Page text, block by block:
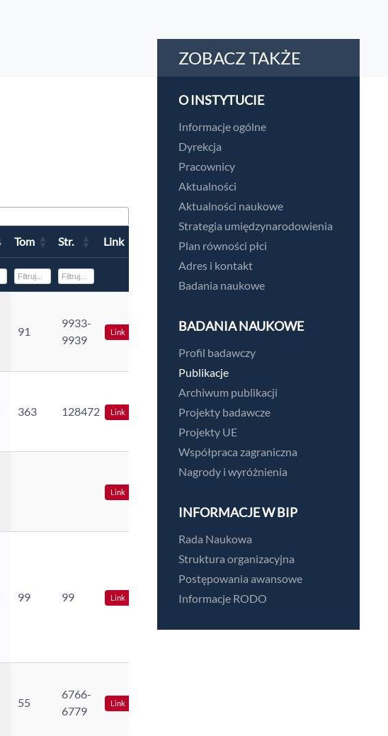
Tom Str. Link
91
9933-
9939
Link
363 128472 Link
Link
99 99 Link
55
6766-
6779
Link
ZOBACZ TAKŻE
O INSTYTUCIE
Informacje ogólne
Dyrekcja
Pracownicy
Aktualności
Aktualności naukowe
Strategia umiędzynarodowienia
Plan równości płci
Adres i kontakt
Badania naukowe
BADANIA NAUKOWE
Profil badawczy
Publikacje
Archiwum publikacji
Projekty badawcze
Projekty UE
Współpraca zagraniczna
Nagrody i wyróżnienia
INFORMACJE W BIP
Rada Naukowa
Struktura organizacyjna
Postępowania awansowe
Informacje RODO